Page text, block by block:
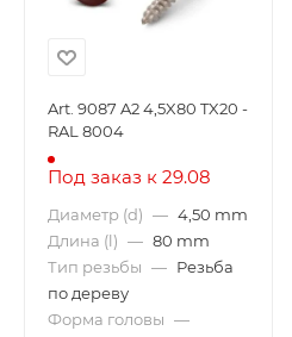
Art. 9087 A2 4,5X80 TX20 -
RAL 8004
Под заказ к 29.08
Диаметр (d) — 4,50 mm
Длина (l) — 80 mm
Тип резьбы — Резьба
по дереву
Форма головы —